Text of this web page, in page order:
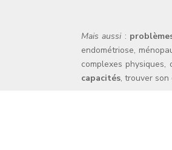
Mais aussi :
endométriose,
complexes
capacités, trouver